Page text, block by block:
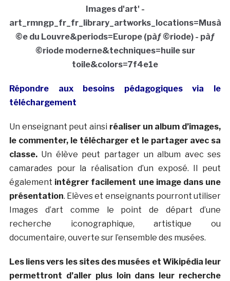
Répondre aux besoins pédagogiques via le
téléchargement
Un enseignant peut ainsi réaliser un album d’images,
le commenter, le télécharger et le partager avec sa
classe.Un élève peut partager un album avec ses
camarades pour la réalisation d’un exposé. Il peut
également intégrer facilement une image dans une
présentation. Elèves et enseignants pourront utiliser
Images d’art comme le point de départ d’une
recherche iconographique, artistique ou
documentaire, ouverte sur l’ensemble des musées.
Les liens vers les sites des musées et Wikipédia leur
permettront d’aller plus loin dans leur recherche